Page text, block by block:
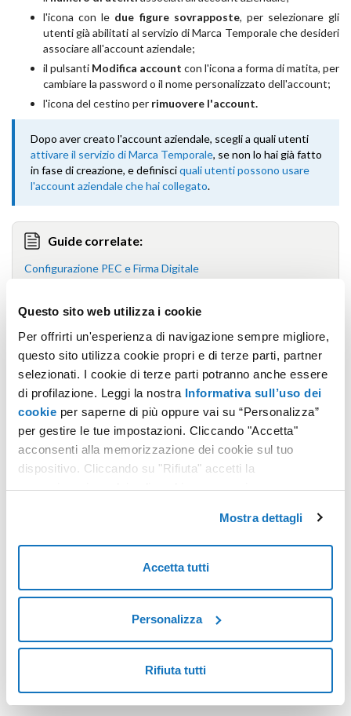
Questo sito web utilizza i cookie
Per offrirti un'esperienza di navigazione sempre migliore,
questo sito utilizza cookie propri e di terze parti, partner
selezionati. I cookie di terze parti potranno anche essere
di profilazione. Leggi la nostra Informativa sull’uso dei
cookie per saperne di più oppure vai su “Personalizza”
per gestire le tue impostazioni. Cliccando "Accetta"
acconsenti alla memorizzazione dei cookie sul tuo
dispositivo. Cliccando su "Rifiuta" accetti la
memorizzazione dei soli cookie necessari.
Mostra dettagli
Accetta tutti
Personalizza
Rifiuta tutti
l'icona con le due figure sovrapposte, per selezionare gli
utenti già abilitati al servizio di Marca Temporale che desideri
associare all'account aziendale;
il pulsanti Modifica account con l'icona a forma di matita, per
cambiare la password o il nome personalizzato dell'account;
l'icona del cestino per rimuovere l'account.
Dopo aver creato l'account aziendale, scegli a quali utenti
attivare il servizio di Marca Temporale, se non lo hai già fatto
in fase di creazione, e definisciquali utenti possono usare
l'account aziendale che hai collegato.
Guide correlate:
Configurazione PEC e Firma Digitale
Quanto è stata utile questa guida?
Non hai trovato quello che cerchi?
Contatta i nostri esperti, sono a tua disposizione.